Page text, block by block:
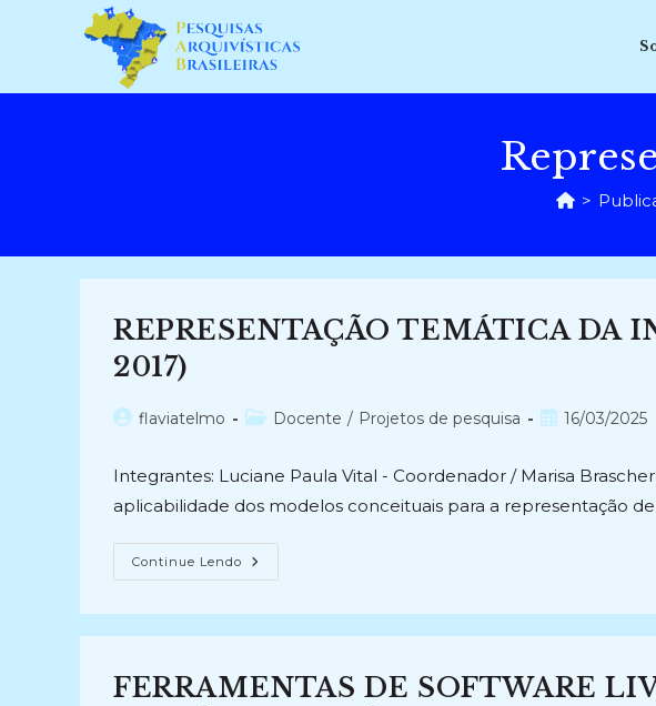
conteúdo
>
REPRESENTAÇÃO TEMÁTICA DA
2017)
Autorflaviatelmo
Categoria
Docente / Projetos de pesquisa
Post16/03/2025
Integrantes: Luciane Paula Vital - Coordenador / Marisa
aplicabilidade dos modelos conceituais para a representação
Continue Lendo REPRESENTAÇÃO
TEMÁTICA
2017)
FERRAMENTAS DE SOFTWARE